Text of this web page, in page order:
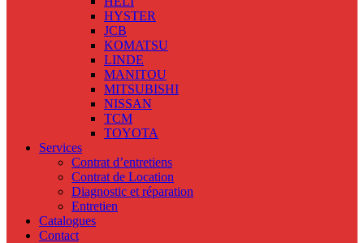
HYSTER
JCB
KOMATSU
LINDE
MANITOU
MITSUBISHI
NISSAN
TCM
TOYOTA
Services
Contrat d’entretiens
Contrat de Location
Diagnostic et réparation
Entretien
Catalogues
Contact